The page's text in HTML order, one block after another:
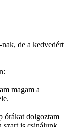
de a kedvedért
magam a
órákat dolgoztam